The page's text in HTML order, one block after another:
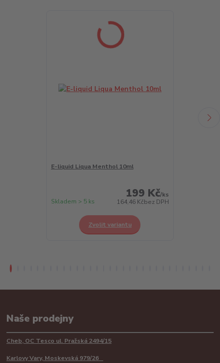
E-liquid Liqua Menthol 10ml
199 Kč/ks
164,46 Kčbez DPH
Skladem > 5 ks
Zvolit variantu
Naše prodejny
Cheb, OC Tesco ul. Pražská 2494/15
Karlovy Vary, Moskevská 979/26